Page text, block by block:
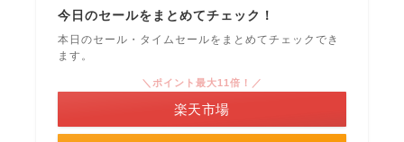
今日のセールをまとめてチェック！
本日のセール・タイムセールをまとめてチェックでき
ます。
＼ポイント最大11倍！／
楽天市場